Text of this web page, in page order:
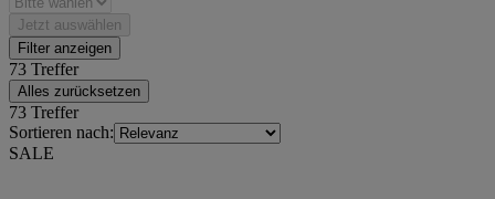
Jetzt auswählen
Filter anzeigen
73 Treffer
Alles zurücksetzen
73 Treffer
Sortieren nach:
SALE